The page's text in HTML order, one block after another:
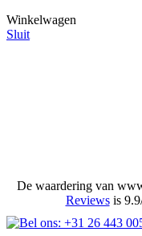
Winkelwagen
Sluit
De waardering van
Reviewsis